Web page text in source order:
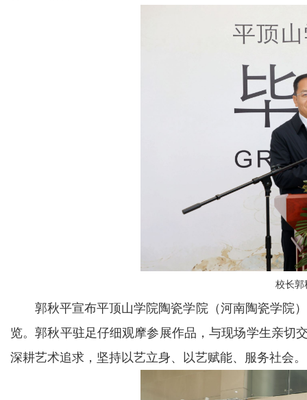
校长郭
郭秋平宣布平顶山学院陶瓷学院（河南陶瓷学院
览。郭秋平驻足仔细观摩参展作品，与现场学生亲切
深耕艺术追求，坚持以艺立身、以艺赋能、服务社会。